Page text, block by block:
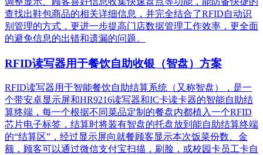
查找出鞋包商品的相关详细信息，并完全结合了RFID自动识
别管理的方式，更进一步提高门店数据管理工作效率，更全面
的避免信息的出错和遗漏的问题。
RFID读写器用于餐饮自助收银（智盘）方案
RFID读写器用于智能餐饮自助结算系统（又称智盘），是一
个带安卓显示屏和HR9216读写器和IC卡读卡器的智能自助结
算终端，每一个根据不同菜品定制的餐盘内都植入一个RFID
芯片电子标签，结算时将装有智盘的托盘放到能自助结算终端
的“结算区”，经过显示屏向就餐顾客显示本次饭菜份数、金
额，顾客可以通过微信支付宝扫描，刷脸，或校园卡员工卡自